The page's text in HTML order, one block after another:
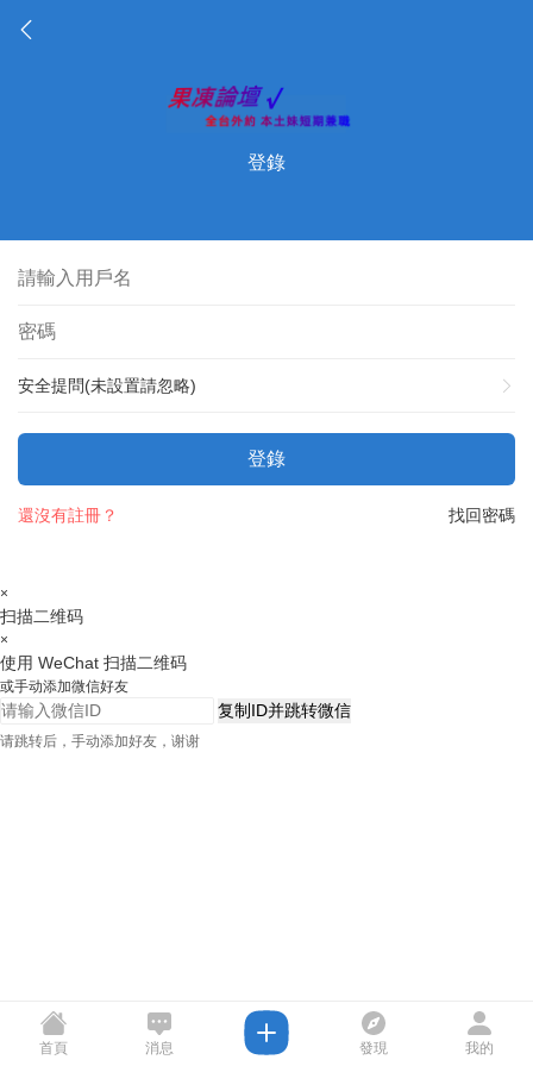
登錄
安全提問(未設置請忽略)
登錄
找回密碼
還沒有註冊？
×
扫描二维码
×
使用 WeChat 扫描二维码
或手动添加微信好友
复制ID并跳转微信
请跳转后，手动添加好友，谢谢
首頁 消息 發現 我的